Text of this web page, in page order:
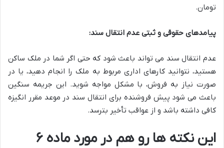
تومان.
پیامدهای حقوقی و ثبتی عدم انتقال سند:
عدم انتقال سند می تواند باعث شود که حتی اگر شما در ملک ساکن
هستید، نتوانید کارهای اداری مربوط به ملک را انجام دهید، یا در
صورت نیاز به فروش، با مشکل مواجه شوید. این جریمه سنگین
باعث می شود پیش فروشنده برای انتقال سند در موعد مقرر انگیزه
کافی داشته باشد و از عواقب تأخیر بترسد.
این نکته ها رو هم در مورد ماده ۶